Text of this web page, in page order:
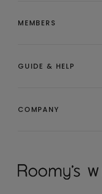
MEMBERS
GUIDE & HELP
COMPANY